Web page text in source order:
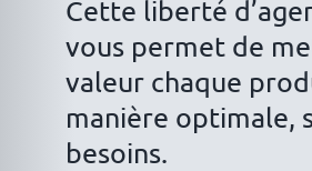
Cette liberté
vous permet de
valeur chaque
manière optimale,
besoins.